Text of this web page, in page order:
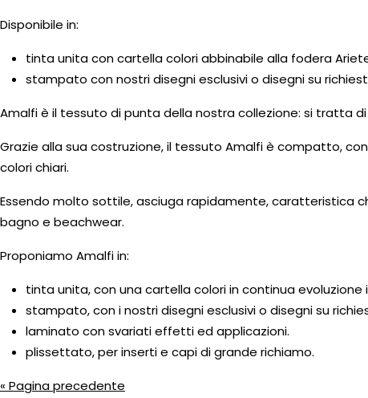
Disponibile in:
tinta unita con cartella colori abbinabile alla fodera
stampato con nostri disegni esclusivi o disegni su
Amalfi è il tessuto di punta della nostra collezione: si tratta
Grazie alla sua costruzione, il tessuto Amalfi è compatto,
colori chiari.
Essendo molto sottile, asciuga rapidamente, caratteristica
bagno e beachwear.
Proponiamo Amalfi in:
tinta unita, con una cartella colori in continua
stampato, con i nostri disegni esclusivi o disegni su
laminato con svariati effetti ed applicazioni.
plissettato, per inserti e capi di grande richiamo.
« Pagina precedente